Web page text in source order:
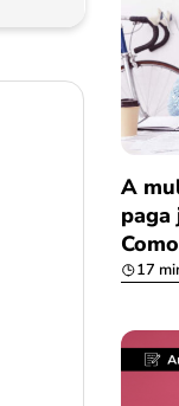
A
paga
17